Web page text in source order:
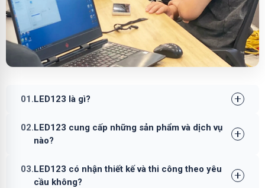
01.LED123 là gì?
02.LED123 cung cấp những sản phẩm và dịch vụ
nào?
03.LED123 có nhận thiết kế và thi công theo yêu
cầu không?